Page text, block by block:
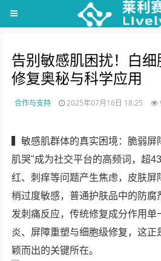
告别敏感肌困扰！白
修复奥秘与科学应用
合作与支持 2025年07月16日 18:25
▍敏感肌群体的真实困境：脆弱屏
肌哭"成为社交平台的高频词，超
红、刺痒等问题产生焦虑，皮肤屏
梢过度敏感，普通护肤品中的防腐
发刺痛反应，传统修复成分作用单
炎、屏障重塑与细胞级修复，这正
颖而出的关键所在。